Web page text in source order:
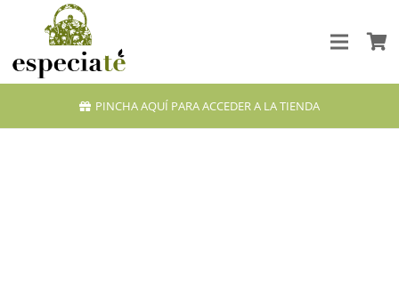
PINCHA AQUÍ PARA ACCEDER A LA TIENDA